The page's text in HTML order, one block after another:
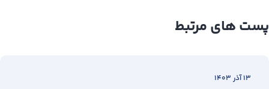
پست های مرتبط
۱۳ آذر ۱۴۰۳